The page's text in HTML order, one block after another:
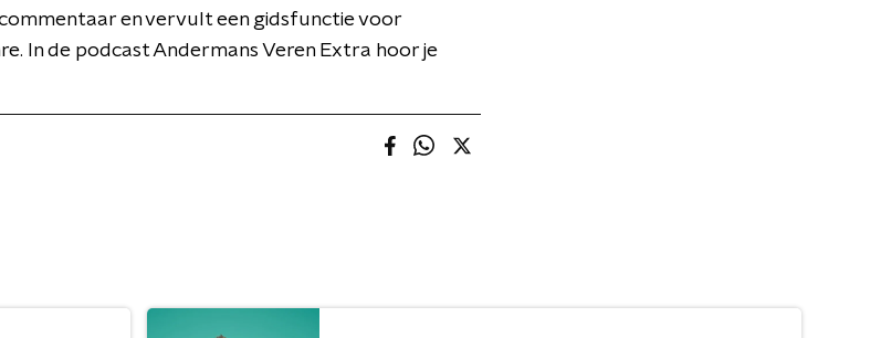
en vervult een gidsfunctie voor
In de podcast Andermans Veren Extra hoor je